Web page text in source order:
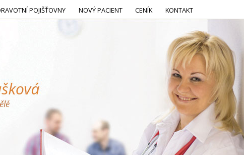
POJIŠŤOVNY NOVÝ PACIENT CENÍK KONTAKT